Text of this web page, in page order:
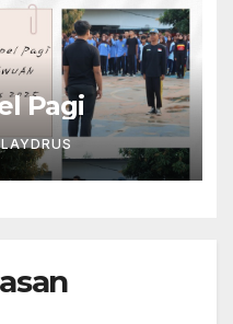
Pagi